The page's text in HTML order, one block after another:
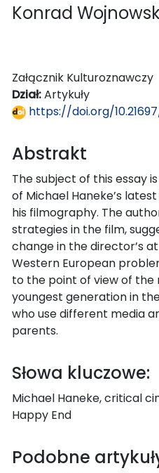
Konrad
Załącznik Kulturoznawczy
Dział:Artykuły
https://doi.org/
Abstrakt
The subject of this essay
of Michael Haneke’s
his filmography. The
strategies in the film,
change in the director’s
Western European
to the point of view of
youngest generation in
who use different media
parents.
Słowa kluczowe:
Michael Haneke, critical
Happy End
Podobne